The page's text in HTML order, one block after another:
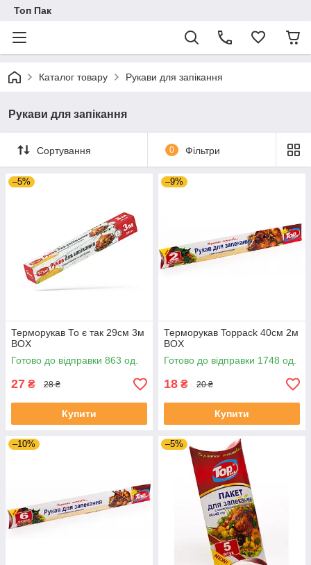
Топ Пак
Каталог товару Рукави для запікання
Рукави для запікання
Сортування 0 Фільтри
–5%
Терморукав То є так 29см 3м
BOX
Готово до відправки 863 од.
27 ₴ 28 ₴
Купити
–9%
Терморукав Toppack 40см 2м
BOX
Готово до відправки 1748 од.
18 ₴ 20 ₴
Купити
–10% –5%